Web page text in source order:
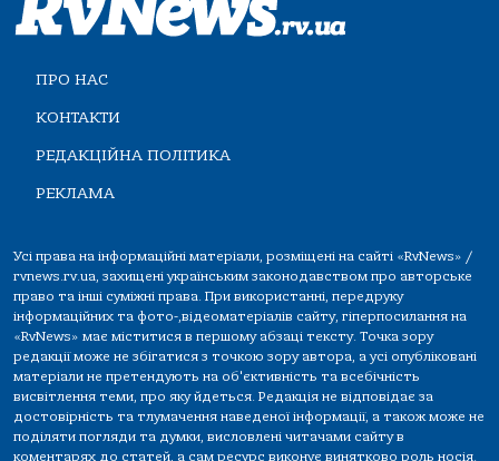
ПРО НАС
КОНТАКТИ
РЕДАКЦІЙНА ПОЛІТИКА
РЕКЛАМА
Усі права на інформаційні матеріали, розміщені на сайті «RvNews» /
rvnews.rv.ua, захищені українським законодавством про авторське
право та інші суміжні права. При використанні, передруку
інформаційних та фото-,відеоматеріалів сайту, гіперпосилання на
«RvNews» має міститися в першому абзаці тексту. Точка зору
редакції може не збігатися з точкою зору автора, а усі опубліковані
матеріали не претендують на об'єктивність та всебічність
висвітлення теми, про яку йдеться. Редакція не відповідає за
достовірність та тлумачення наведеної інформації, а також може не
поділяти погляди та думки, висловлені читачами сайту в
коментарях до статей, а сам ресурс виконує винятково роль носія.